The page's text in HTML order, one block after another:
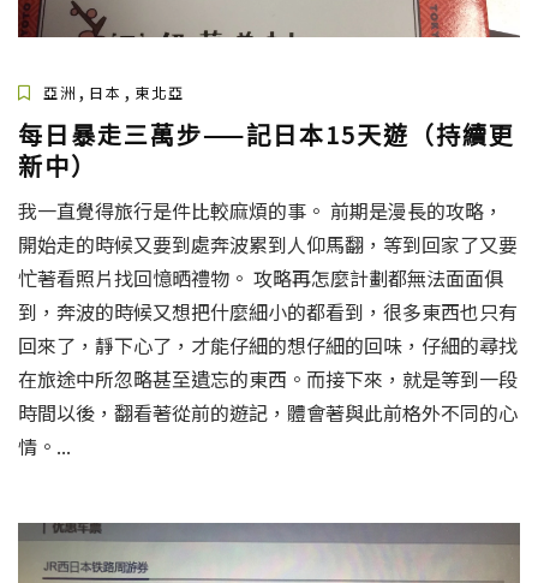
亞洲 , 日本 , 東北亞
每日暴走三萬步——記日本15天遊（持續更
新中）
我一直覺得旅行是件比較麻煩的事。 前期是漫長的攻略，
開始走的時候又要到處奔波累到人仰馬翻，等到回家了又要
忙著看照片找回憶晒禮物。 攻略再怎麼計劃都無法面面俱
到，奔波的時候又想把什麼細小的都看到，很多東西也只有
回來了，靜下心了，才能仔細的想仔細的回味，仔細的尋找
在旅途中所忽略甚至遺忘的東西。而接下來，就是等到一段
時間以後，翻看著從前的遊記，體會著與此前格外不同的心
情。...